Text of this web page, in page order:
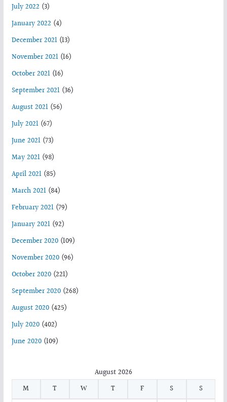
July 2022 (3)
January 2022 (4)
December 2021(13)
November 2021(16)
October 2021(16)
September 2021(36)
August 2021(56)
July 2021(67)
June 2021(73)
May 2021(98)
April 2021(85)
March 2021(84)
February 2021(79)
January 2021(92)
December 2020(109)
November 2020(96)
October 2020(221)
September 2020(268)
August 2020(425)
July 2020(402)
June 2020(109)
August 2026
M
T W T F S
S